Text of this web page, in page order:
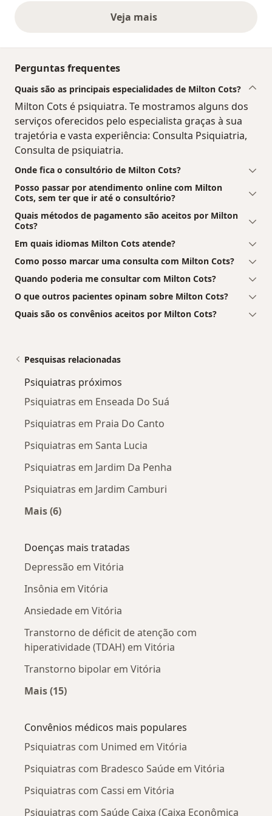
Veja maisopiniões acima
Perguntas frequentes
Quais são as principais especialidades de Milton Cots?
Milton Cots é psiquiatra. Te mostramos alguns dos
serviços oferecidos pelo especialista graças à sua
trajetória e vasta experiência: Consulta Psiquiatria,
Consulta de psiquiatria.
Onde fica o consultório de Milton Cots?
Posso passar por atendimento online com Milton
Cots, sem ter que ir até o consultório?
Quais métodos de pagamento são aceitos por Milton
Cots?
Em quais idiomas Milton Cots atende?
Como posso marcar uma consulta com Milton Cots?
Quando poderia me consultar com Milton Cots?
O que outros pacientes opinam sobre Milton Cots?
Quais são os convênios aceitos por Milton Cots?
Pesquisas relacionadas
Psiquiatras próximos
Psiquiatras em Enseada Do Suá
Psiquiatras em Praia Do Canto
Psiquiatras em Santa Lucia
Psiquiatras em Jardim Da Penha
Psiquiatras em Jardim Camburi
Mais (6)
Doenças mais tratadas
Depressão em Vitória
Insônia em Vitória
Ansiedade em Vitória
Transtorno de déficit de atenção com
hiperatividade (TDAH) em Vitória
Transtorno bipolar em Vitória
Mais (15)
Convênios médicos mais populares
Psiquiatras com Unimed em Vitória
Psiquiatras com Bradesco Saúde em Vitória
Psiquiatras com Cassi em Vitória
Psiquiatras com Saúde Caixa (Caixa Econômica